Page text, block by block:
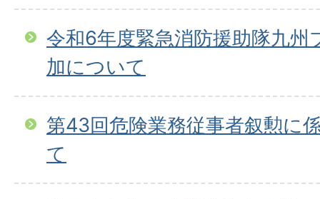
令和6年度緊急消防援助隊九州
加について
第43回危険業務従事者叙勲に
て